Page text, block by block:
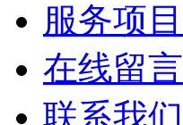
服务项目
在线留言
联系我们